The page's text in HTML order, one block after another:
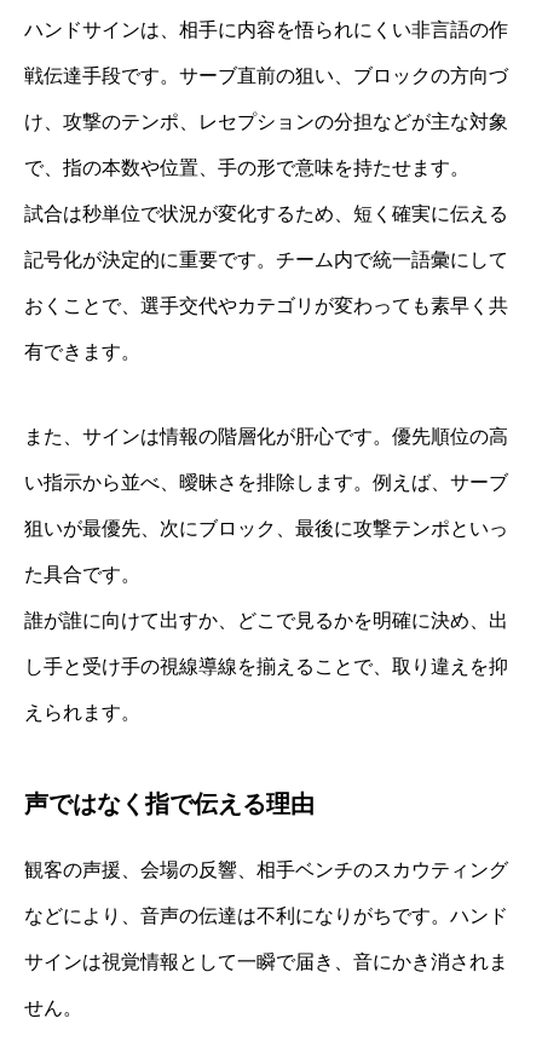
ハンドサインは、相手に内容を悟られにくい非言語の作
戦伝達手段です。サーブ直前の狙い、ブロックの方向づ
け、攻撃のテンポ、レセプションの分担などが主な対象
で、指の本数や位置、手の形で意味を持たせます。
試合は秒単位で状況が変化するため、短く確実に伝える
記号化が決定的に重要です。チーム内で統一語彙にして
おくことで、選手交代やカテゴリが変わっても素早く共
有できます。
また、サインは情報の階層化が肝心です。優先順位の高
い指示から並べ、曖昧さを排除します。例えば、サーブ
狙いが最優先、次にブロック、最後に攻撃テンポといっ
た具合です。
誰が誰に向けて出すか、どこで見るかを明確に決め、出
し手と受け手の視線導線を揃えることで、取り違えを抑
えられます。
声ではなく指で伝える理由
観客の声援、会場の反響、相手ベンチのスカウティング
などにより、音声の伝達は不利になりがちです。ハンド
サインは視覚情報として一瞬で届き、音にかき消されま
せん。